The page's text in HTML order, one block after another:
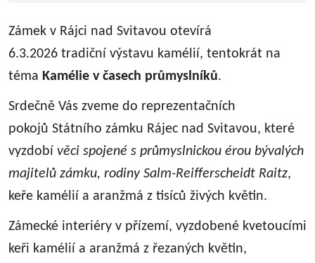
Zámek v Rájci nad Svitavou otevírá
6.3.2026 tradiční výstavu kamélií, tentokrát na
téma Kamélie v časech průmyslníků.
Srdečně Vás zveme do reprezentačních
pokojů Státního zámku Rájec nad Svitavou, které
vyzdobí věci spojené s průmyslnickou érou bývalých
majitelů zámku, rodiny Salm-Reifferscheidt Raitz,
keře kamélií a aranžmá z tisíců živých květin.
Zámecké interiéry v přízemí, vyzdobené kvetoucími
keři kamélií a aranžmá z řezaných květin,